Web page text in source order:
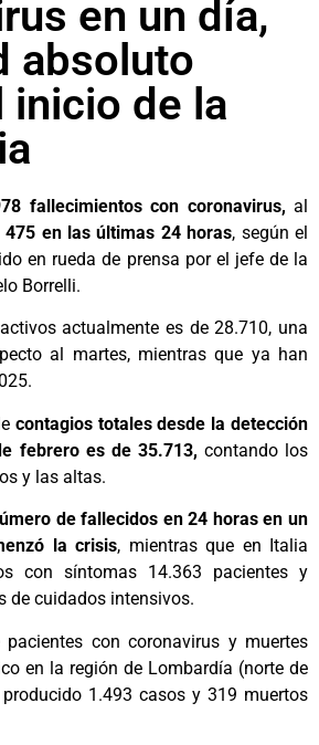
en un día,
absoluto
inicio de la
fallecimientos con coronavirus, al
475 en las últimas 24 horas, según el
en rueda de prensa por el jefe de la
Borrelli.
actualmente es de 28.710, una
al martes, mientras que ya han
contagios totales desde la detección
febrero es de 35.713, contando los
y las altas.
de fallecidos en 24 horas en un
la crisis, mientras que en Italia
con síntomas 14.363 pacientes y
de cuidados intensivos.
con coronavirus y muertes
en la región de Lombardía (norte de
1.493 casos y 319 muertos